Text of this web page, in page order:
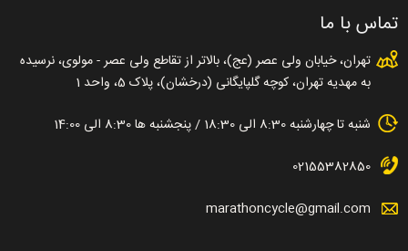
تماس با ما
تهران، خیابان ولی عصر (عج)، بالاتر از تقاطع ولی عصر - مولوی، نرسیده
به مهدیه تهران، کوچه گلپایگانی (درخشان)، پلاک 5، واحد 1
شنبه تا چهارشنبه 8:30 الی 18:30 / پنجشنبه ها 8:30 الی 14:00
02155382850
marathoncycle@gmail.com